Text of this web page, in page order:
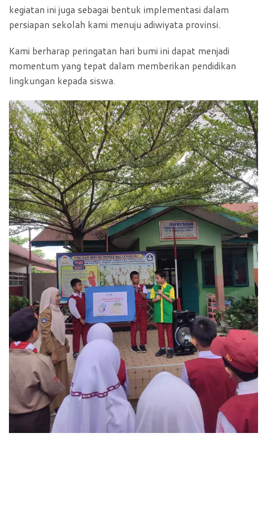
kegiatan ini juga sebagai bentuk implementasi dalam
persiapan sekolah kami menuju adiwiyata provinsi.
Kami berharap peringatan hari bumi ini dapat menjadi
momentum yang tepat dalam memberikan pendidikan
lingkungan kepada siswa.